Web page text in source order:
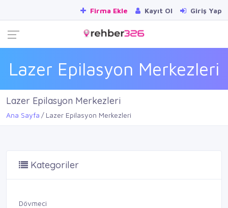
Firma Ekle Kayıt Ol Giriş Yap
Lazer Epilasyon Merkezleri
Lazer Epilasyon Merkezleri
Ana Sayfa Lazer Epilasyon Merkezleri
Kategoriler
Dövmeci